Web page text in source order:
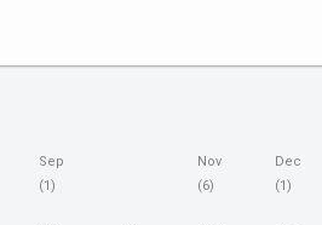
Sep
(1)
Nov
(6)
Dec
(1)